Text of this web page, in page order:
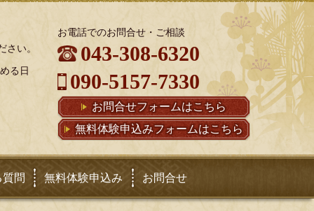
さい。
る日
お電話でのお問合せ・ご相談
043-308-6320
090-5157-7330
お問合せフォームはこちら
無料体験申込みフォームはこちら
問 無料体験申込み お問合せ